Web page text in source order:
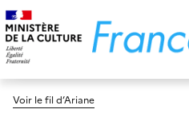
Voir le fil d’Ariane